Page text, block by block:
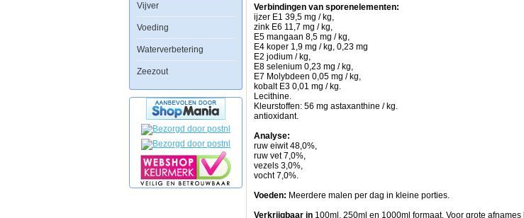
Vijver
Voeding
Waterverbetering
Zeezout
het
immunsysteem.
De
toevoeging
van
brandnetels
bevordert
het
metabolisme.
Krill,
Spirulina
en
pluvialis
zijn
een
bron
van
carotenoiden,
garantie
Verbindingen van sporenelementen:
ijzer E1 39,5 mg / kg,
zink E6 11,7 mg / kg,
E5 mangaan 8,5 mg / kg,
E4 koper 1,9 mg / kg, 0,23 mg
E2 jodium / kg,
E8 selenium 0,23 mg / kg,
E7 Molybdeen 0,05 mg / kg,
kobalt E3 0,01 mg / kg.
Lecithine.
Kleurstoffen: 56 mg astaxanthine / kg.
antioxidant.
Analyse:
ruw eiwit 48,0%,
ruw vet 7,0%,
vezels 3,0%,
vocht 7,0%.
Voeden: Meerdere malen per dag in kleine porties.
Verkrijgbaar in 100ml, 250ml en 1000ml formaat. Voor grote